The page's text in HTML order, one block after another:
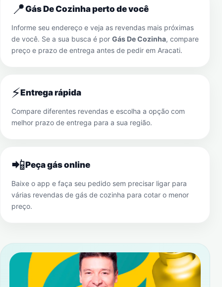
📍Gás De Cozinha perto de você
Informe seu endereço e veja as revendas mais próximas
de você. Se a sua busca é por Gás De Cozinha, compare
preço e prazo de entrega antes de pedir em Aracati.
⚡Entrega rápida
Compare diferentes revendas e escolha a opção com
melhor prazo de entrega para a sua região.
📲Peça gás online
Baixe o app e faça seu pedido sem precisar ligar para
várias revendas de gás de cozinha para cotar o menor
preço.